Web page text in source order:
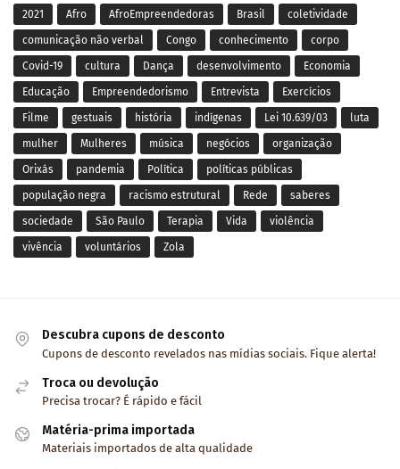
2021 Afro AfroEmpreendedoras Brasil coletividade
comunicação não verbal Congo conhecimento corpo
Covid-19 cultura Dança desenvolvimento Economia
Educação Empreendedorismo Entrevista Exercícios
Filme gestuais história indígenas Lei 10.639/03 luta
mulher Mulheres música negócios organização
Orixás pandemia Política políticas públicas
população negra racismo estrutural Rede saberes
sociedade São Paulo Terapia Vida violência
vivência voluntários Zola
Descubra cupons de desconto
Cupons de desconto revelados nas mídias sociais. Fique alerta!
Troca ou devolução
Precisa trocar? É rápido e fácil
Matéria-prima importada
Materiais importados de alta qualidade